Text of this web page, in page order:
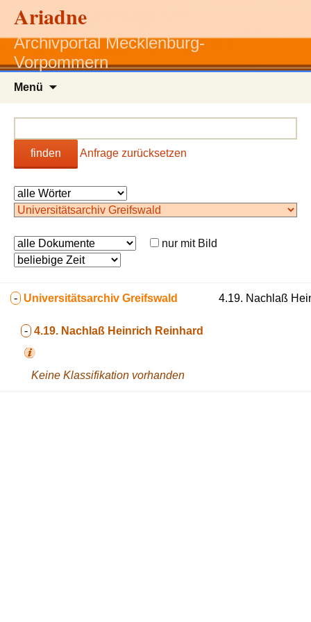
Ariadne
Archivportal Mecklenburg-
Vorpommern
Menü
finden Anfrage zurücksetzen
nur mit Bild
- Universitätsarchiv Greifswald
- 4.19. Nachlaß Heinrich Reinhard
Keine Klassifikation vorhanden
4.19. Nachlaß